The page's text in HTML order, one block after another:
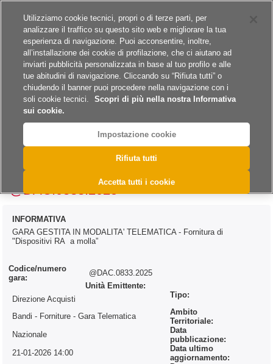
A
@DAC.0833.2025
INFORMATIVA
GARA GESTITA IN MODALITA' TELEMATICA - Fornitura di
"Dispositivi RA a molla”
Codice/numero
gara:
@DAC.0833.2025
Unità Emittente:
Direzione Acquisti
Tipo:
Bandi - Forniture- Gara Telematica
Ambito
Territoriale:
Nazionale
Data
pubblicazione:
21-01-2026 14:00
Data ultimo
aggiornamento:
Utilizziamo cookie tecnici, propri o di terze parti, per
analizzare il traffico su questo sito web e migliorare la tua
esperienza di navigazione. Puoi acconsentire, inoltre,
all’installazione dei cookie di profilazione, che ci aiutano ad
inviarti pubblicità personalizzata in base al tuo profilo e alle
tue abitudini di navigazione. Cliccando su “Rifiuta tutti” o
chiudendo il banner puoi procedere nella navigazione con i
soli cookie tecnici.
Scopri di più nella nostra Informativa
sui cookie.
Impostazione cookie
Rifiuta tutti
Accetta tutti i cookie